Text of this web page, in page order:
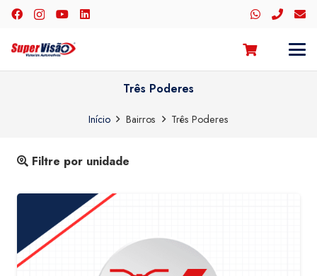
Três Poderes
Início Bairros Três Poderes
Filtre por unidade